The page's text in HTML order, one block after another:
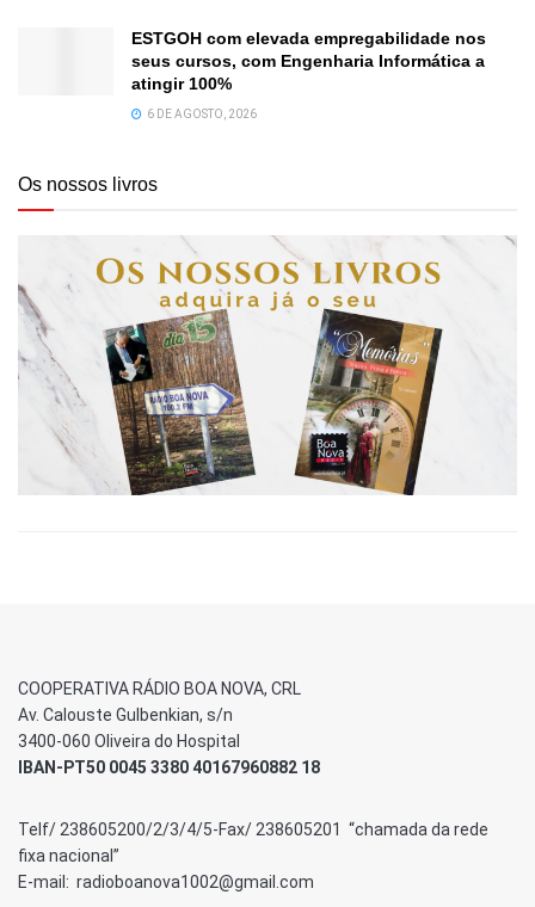
ESTGOH com elevada empregabilidade nos
seus cursos, com Engenharia Informática a
atingir 100%
6 DE AGOSTO, 2026
Os nossos livros
COOPERATIVA RÁDIO BOA NOVA, CRL
Av. Calouste Gulbenkian, s/n
3400-060 Oliveira do Hospital
IBAN-PT50 0045 3380 40167960882 18
Telf/ 238605200/2/3/4/5-Fax/ 238605201 “chamada da rede
fixa nacional”
E-mail: radioboanova1002@gmail.com